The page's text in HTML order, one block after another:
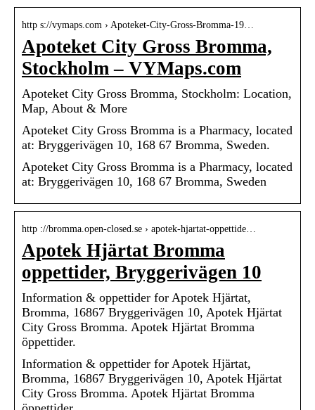
http s://vymaps.com › Apoteket-City-Gross-Bromma-19…
Apoteket City Gross Bromma,
Stockholm – VYMaps.com
Apoteket City Gross Bromma, Stockholm: Location,
Map, About & More
Apoteket City Gross Bromma is a Pharmacy, located
at: Bryggerivägen 10, 168 67 Bromma, Sweden.
Apoteket City Gross Bromma is a Pharmacy, located
at: Bryggerivägen 10, 168 67 Bromma, Sweden
http ://bromma.open-closed.se › apotek-hjartat-oppettide…
Apotek Hjärtat Bromma
oppettider, Bryggerivägen 10
Information & oppettider for Apotek Hjärtat,
Bromma, 16867 Bryggerivägen 10, Apotek Hjärtat
City Gross Bromma. Apotek Hjärtat Bromma
öppettider.
Information & oppettider for Apotek Hjärtat,
Bromma, 16867 Bryggerivägen 10, Apotek Hjärtat
City Gross Bromma. Apotek Hjärtat Bromma